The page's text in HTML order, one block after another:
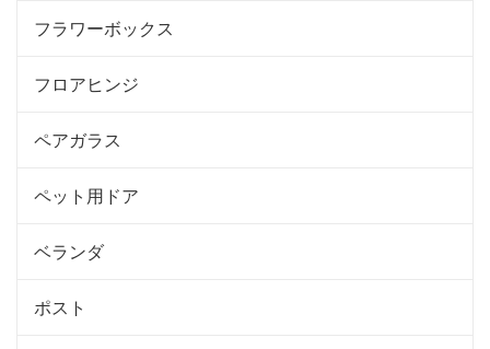
フラワーボックス
フロアヒンジ
ペアガラス
ペット用ドア
ベランダ
ポスト